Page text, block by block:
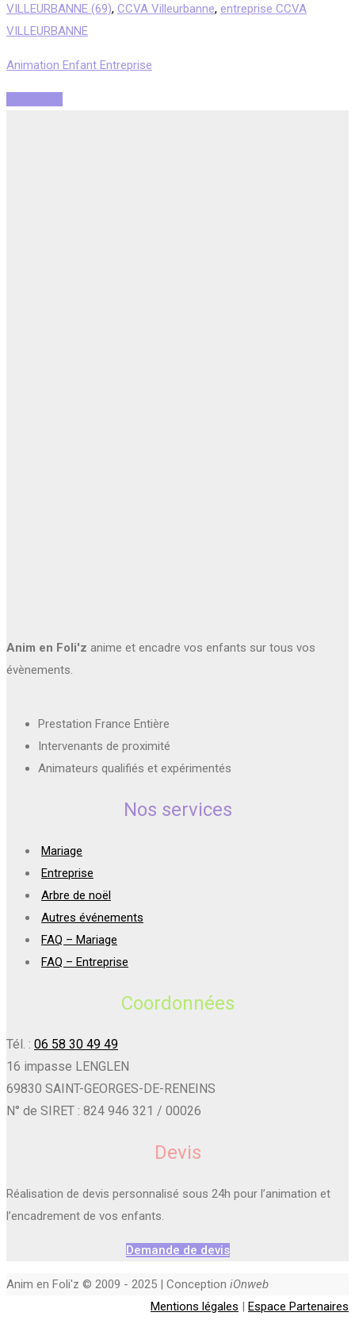
VILLEURBANNE (69), CCVA Villeurbanne, entreprise CCVA
VILLEURBANNE
Animation Enfant Entreprise
Anim en Foli'z anime et encadre vos enfants sur tous vos
évènements.
Prestation France Entière
Intervenants de proximité
Animateurs qualifiés et expérimentés
Nos services
Mariage
Entreprise
Arbre de noël
Autres événements
FAQ – Mariage
FAQ – Entreprise
Coordonnées
Tél. : 06 58 30 49 49
16 impasse LENGLEN
69830 SAINT-GEORGES-DE-RENEINS
N° de SIRET : 824 946 321 / 00026
Devis
Réalisation de devis personnalisé sous 24h pour l’animation et
l’encadrement de vos enfants.
Demande de devis
Anim en Foli'z © 2009 - 2025 | Conception iOnweb
Mentions légales | Espace Partenaires